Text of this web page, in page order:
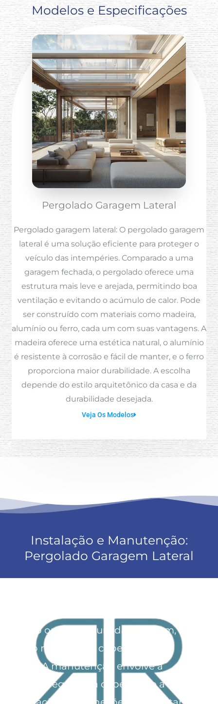
Modelos e Especificações
Pergolado Garagem Lateral
Pergolado garagem lateral: O pergolado garagem
lateral é uma solução eficiente para proteger o
veículo das intempéries. Comparado a uma
garagem fechada, o pergolado oferece uma
estrutura mais leve e arejada, permitindo boa
ventilação e evitando o acúmulo de calor. Pode
ser construído com materiais como madeira,
alumínio ou ferro, cada um com suas vantagens. A
madeira oferece uma estética natural, o alumínio
é resistente à corrosão e fácil de manter, e o ferro
proporciona maior durabilidade. A escolha
depende do estilo arquitetônico da casa e da
durabilidade desejada.
Veja Os Modelos
Instalação e Manutenção:
Pergolado Garagem Lateral
ao solo ou à estrutura da garagem,
com o material de cobertura bem
fixado. A manutenção envolve a
limpeza regular da cobertura e a